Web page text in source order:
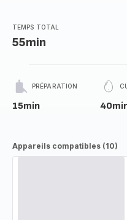
TEMPS TOTAL
55min
PRÉPARATION
15min
Appareils compatibles (10)